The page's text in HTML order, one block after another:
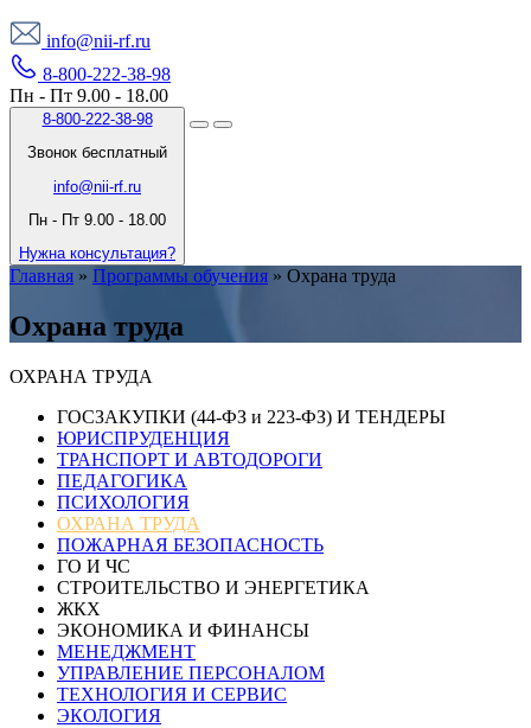
info@nii-rf.ru
8-800-222-38-98
Пн - Пт 9.00 - 18.00
8-800-222-38-98
Звонок бесплатный
info@nii-rf.ru
Пн - Пт 9.00 - 18.00
Нужна консультация?
Главная » Программы обучения » Охрана труда
Охрана труда
ОХРАНА ТРУДА
ГОСЗАКУПКИ (44-ФЗ и 223-ФЗ) И ТЕНДЕРЫ
ЮРИСПРУДЕНЦИЯ
ТРАНСПОРТ И АВТОДОРОГИ
ПЕДАГОГИКА
ПСИХОЛОГИЯ
ОХРАНА ТРУДА
ПОЖАРНАЯ БЕЗОПАСНОСТЬ
ГО И ЧС
СТРОИТЕЛЬСТВО И ЭНЕРГЕТИКА
ЖКХ
ЭКОНОМИКА И ФИНАНСЫ
МЕНЕДЖМЕНТ
УПРАВЛЕНИЕ ПЕРСОНАЛОМ
ТЕХНОЛОГИЯ И СЕРВИС
ЭКОЛОГИЯ